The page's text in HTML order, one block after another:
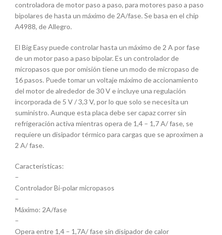
controladora de motor paso a paso, para motores paso a paso
bipolares de hasta un máximo de 2A/fase. Se basa en el chip
A4988, de Allegro.
El Big Easy puede controlar hasta un máximo de 2 A por fase
de un motor paso a paso bipolar. Es un controlador de
micropasos que por omisión tiene un modo de micropaso de
16 pasos. Puede tomar un voltaje máximo de accionamiento
del motor de alrededor de 30 V e incluye una regulación
incorporada de 5 V / 3,3 V, por lo que solo se necesita un
suministro. Aunque esta placa debe ser capaz correr sin
refrigeración activa mientras opera de 1,4 – 1,7 A/ fase, se
requiere un disipador térmico para cargas que se aproximen a
2 A/ fase.
Características:
–
Controlador Bi-polar micropasos
–
Máximo: 2A/fase
–
Opera entre 1,4 – 1,7A/ fase sin disipador de calor